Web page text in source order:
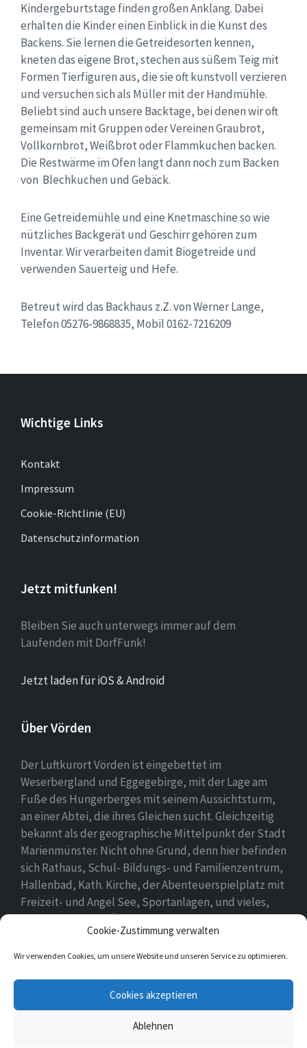
Cookie-Zustimmung verwalten
Wir verwenden Cookies, um unsere Website und unseren Service zu optimieren.
Cookies akzeptieren
Ablehnen
Kindergeburtstage finden großen Anklang. Dabei
erhalten die Kinder einen Einblick in die Kunst des
Backens. Sie lernen die Getreidesorten kennen,
kneten das eigene Brot, stechen aus süßem Teig mit
Formen Tierfiguren aus, die sie oft kunstvoll verzieren
und versuchen sich als Müller mit der Handmühle.
Beliebt sind auch unsere Backtage, bei denen wir oft
gemeinsam mit Gruppen oder Vereinen Graubrot,
Vollkornbrot, Weißbrot oder Flammkuchen backen.
Die Restwärme im Ofen langt dann noch zum Backen
von Blechkuchen und Gebäck.
Eine Getreidemühle und eine Knetmaschine so wie
nützliches Backgerät und Geschirr gehören zum
Inventar. Wir verarbeiten damit Biogetreide und
verwenden Sauerteig und Hefe.
Betreut wird das Backhaus z.Z. von Werner Lange,
Telefon 05276-9868835, Mobil 0162-7216209
Wichtige Links
Kontakt
Impressum
Cookie-Richtlinie (EU)
Datenschutzinformation
Jetzt mitfunken!
Bleiben Sie auch unterwegs immer auf dem
Laufenden mit DorfFunk!
Jetzt laden für iOS & Android
Über Vörden
Der Luftkurort Vörden ist eingebettet im
Weserbergland und Eggegebirge, mit der Lage am
Fuße des Hungerberges mit seinem Aussichtsturm,
an einer Abtei, die ihres Gleichen sucht. Gleichzeitig
bekannt als der geographische Mittelpunkt der Stadt
Marienmünster. Nicht ohne Grund, denn hier befinden
sich Rathaus, Schul- Bildungs- und Familienzentrum,
Hallenbad, Kath. Kirche, der Abenteuerspielplatz mit
Freizeit- und Angel See, Sportanlagen, und vieles,
vieles mehr. Einen Überblick findet ihr hier auf
unserer Webseite..